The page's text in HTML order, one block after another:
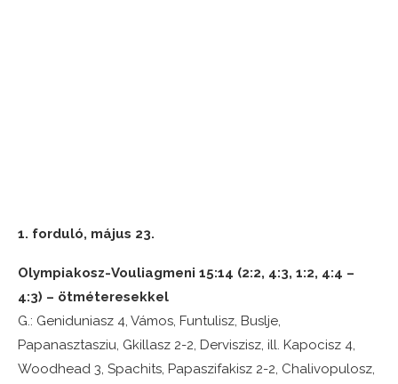
1. forduló, május 23.
Olympiakosz-Vouliagmeni 15:14 (2:2, 4:3, 1:2, 4:4 –
4:3) – ötméteresekkel
G.: Geniduniasz 4, Vámos, Funtulisz, Buslje,
Papanasztasziu, Gkillasz 2-2, Derviszisz, ill. Kapocisz 4,
Woodhead 3, Spachits, Papaszifakisz 2-2, Chalivopulosz,